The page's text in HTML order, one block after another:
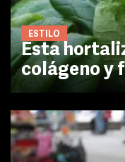
ESTILO
Esta
colágeno y